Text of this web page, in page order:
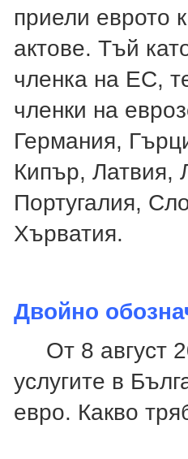
приели еврото
актове. Тъй
членка на ЕС,
членки на
Германия,
Кипър, Латвия,
Португалия,
Хърватия.
Двойно
От 8 август
услугите в
евро. Какво